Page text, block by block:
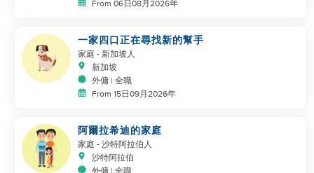
From 06日08月2026年
一家四口正在尋找新的幫手
家庭 - 新加坡人
新加坡
外傭 | 全職
From 15日09月2026年
阿爾拉希迪的家庭
家庭 - 沙特阿拉伯人
沙特阿拉伯